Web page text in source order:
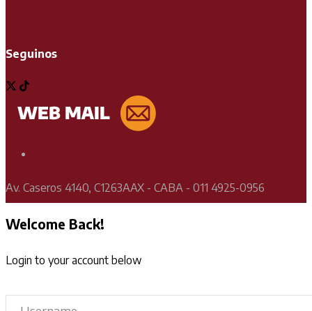
Seguinos
Av. Caseros 4140, C1263AAX - CABA - 011 4925-0956
Welcome Back!
Login to your account below